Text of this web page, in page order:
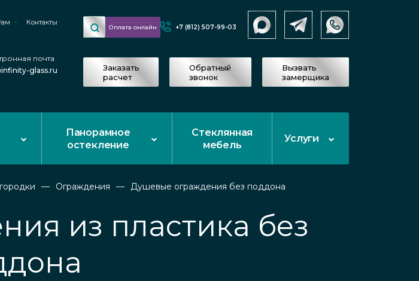
Контакты
почта
glass.ru
Оплата онлайн +7 (812) 507-99-03
Заказать
расчет
Обратный
звонок
Вызвать
замерщика
Панорамное
остекление
Стеклянная
мебель
Услуги
Ограждения Душевые ограждения без поддона
из пластика без